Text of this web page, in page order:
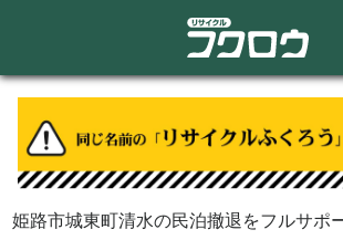
姫路市城東町清水の民泊撤退をフルサポ